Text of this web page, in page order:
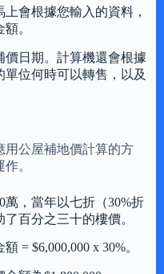
會根據您輸入的資料，
。
價日期。計算機還會根據
位何時可以轉售，以及
用公屋補地價計算的方
。
萬，當年以七折（30%折
百分之三十的樓價。
= $6,000,000 x 30%。